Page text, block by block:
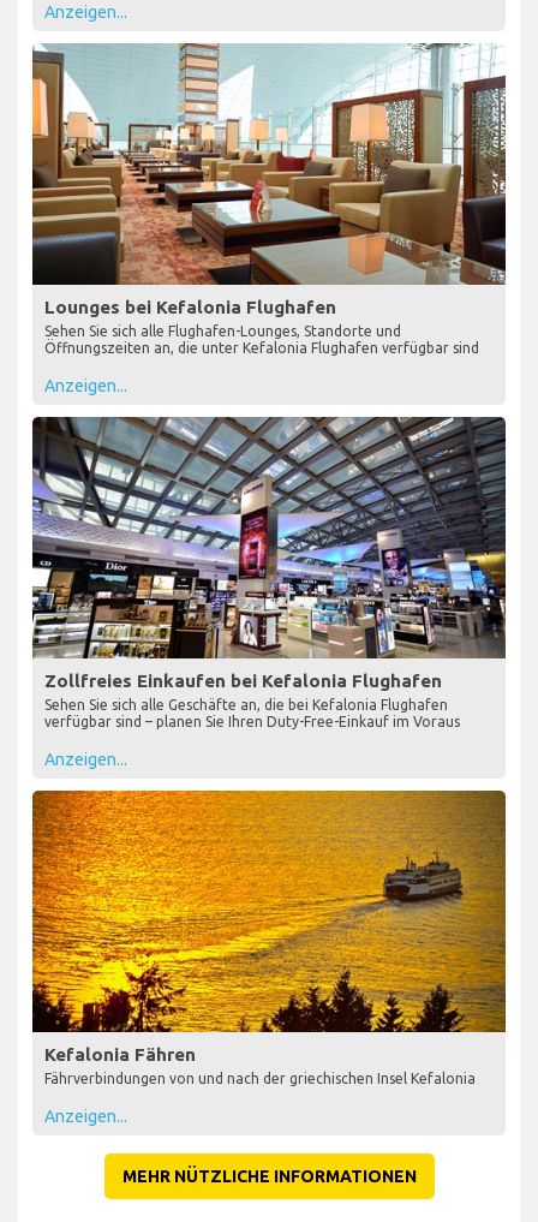
Anzeigen...
Lounges bei Kefalonia Flughafen
Sehen Sie sich alle Flughafen-Lounges, Standorte und
Öffnungszeiten an, die unter Kefalonia Flughafen verfügbar sind
Anzeigen...
Zollfreies Einkaufen bei Kefalonia Flughafen
Sehen Sie sich alle Geschäfte an, die bei Kefalonia Flughafen
verfügbar sind – planen Sie Ihren Duty-Free-Einkauf im Voraus
Anzeigen...
Kefalonia Fähren
Fährverbindungen von und nach der griechischen Insel Kefalonia
Anzeigen...
MEHR NÜTZLICHE INFORMATIONEN